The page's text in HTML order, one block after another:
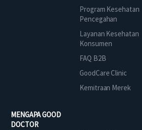
Program Kesehatan
Pencegahan
Layanan Kesehatan
Konsumen
FAQ B2B
GoodCare Clinic
Kemitraan Merek
MENGAPA GOOD
DOCTOR